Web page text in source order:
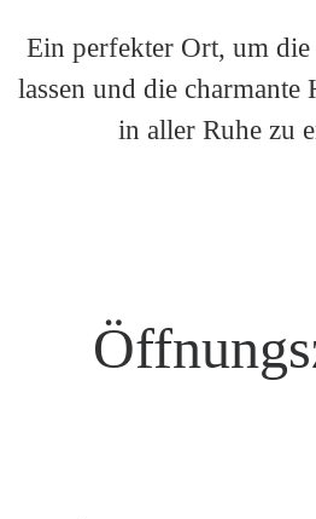
Ein perfekter Ort, um die
lassen und die charmante
in aller Ruhe zu